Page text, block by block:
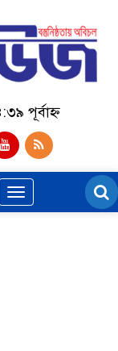
পূর্বাহ্ন
Toggle
navigation